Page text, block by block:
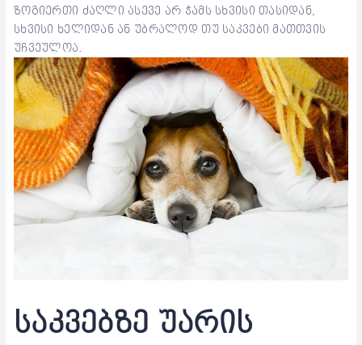
ზოგიერთი ძაღლი ასევე არ ჭამს სხვისი თასიდან,
სხვისი ხელიდან ან უბრალოდ თუ საკვები მათთვის
უჩვეულოა.
საკვებზე უარის